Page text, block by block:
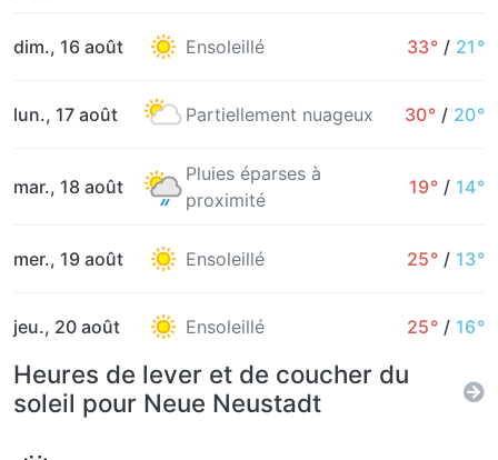
dim., 16 août Ensoleillé 33° / 21°
lun., 17 août Partiellement nuageux 30° / 20°
mar., 18 août
Pluies éparses à
proximité
19° / 14°
mer., 19 août Ensoleillé 25° / 13°
jeu., 20 août Ensoleillé 25° / 16°
Heures de lever et de coucher du
soleil pour Neue Neustadt